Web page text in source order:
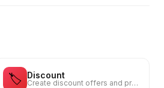
🏷️ Discount
Create discount offers and promo codes for your audience